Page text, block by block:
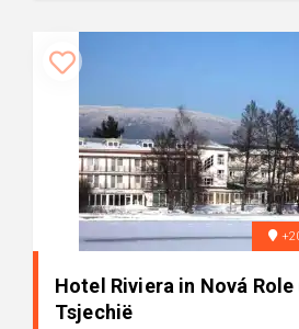
Hotel Riviera in Nová
Tsjechië